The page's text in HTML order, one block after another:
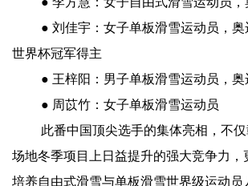
● 刘佳宇：女子单板滑雪运动员，奥
世界杯冠军得主
● 王梓阳：男子单板滑雪运动员，奥
● 周苡竹：女子单板滑雪运动员
此番中国顶尖选手的集体亮相，不仅
场地冬季项目上日益提升的强大竞争力，
培养自由式滑雪与单板滑雪世界级运动员